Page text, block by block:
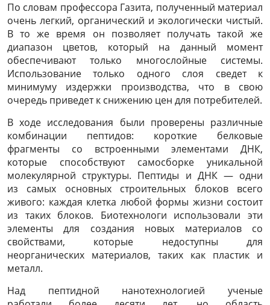
По словам профессора Газита, полученный материал
очень легкий, органический и экологически чистый.
В то же время он позволяет получать такой же
диапазон цветов, который на данный момент
обеспечивают только многослойные системы.
Использование только одного слоя сведет к
минимуму издержки производства, что в свою
очередь приведет к снижению цен для потребителей.
В ходе исследования были проверены различные
комбинации пептидов: короткие белковые
фрагменты со встроенными элементами ДНК,
которые способствуют самосборке уникальной
молекулярной структуры. Пептиды и ДНК — одни
из самых основных строительных блоков всего
живого: каждая клетка любой формы жизни состоит
из таких блоков. Биотехнологи использовали эти
элементы для создания новых материалов со
свойствами, которые недоступны для
неорганических материалов, таких как пластик и
металл.
Над пептидной нанотехнологией ученые